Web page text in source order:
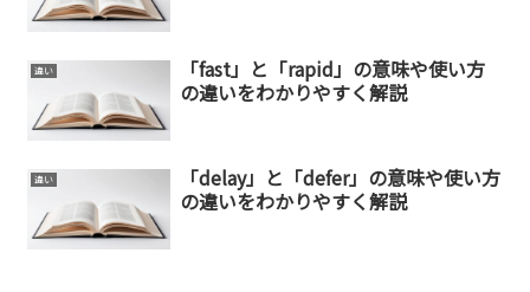
違い
「fast」と「rapid」の意味や使い方
の違いをわかりやすく解説
違い
「delay」と「defer」の意味や使い方
の違いをわかりやすく解説